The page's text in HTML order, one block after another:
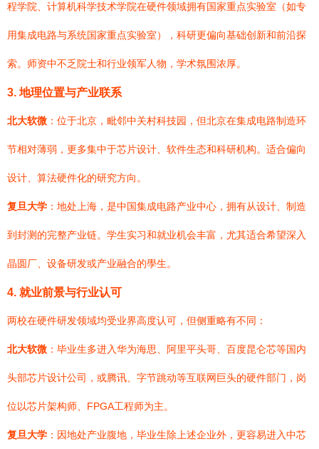
程学院、计算机科学技术学院在硬件领域拥有国家重点实验室（如专
用集成电路与系统国家重点实验室），科研更偏向基础创新和前沿探
索。师资中不乏院士和行业领军人物，学术氛围浓厚。
3. 地理位置与产业联系
北大软微 ：位于北京，毗邻中关村科技园，但北京在集成电路制造环
节相对薄弱，更多集中于芯片设计、软件生态和科研机构。适合偏向
设计、算法硬件化的研究方向。
复旦大学 ：地处上海，是中国集成电路产业中心，拥有从设计、制造
到封测的完整产业链。学生实习和就业机会丰富，尤其适合希望深入
晶圆厂、设备研发或产业融合的學生。
4. 就业前景与行业认可
两校在硬件研发领域均受业界高度认可，但侧重略有不同：
北大软微 ：毕业生多进入华为海思、阿里平头哥、百度昆仑芯等国内
头部芯片设计公司，或腾讯、字节跳动等互联网巨头的硬件部门，岗
位以芯片架构师、FPGA工程师为主。
复旦大学 ：因地处产业腹地，毕业生除上述企业外，更容易进入中芯